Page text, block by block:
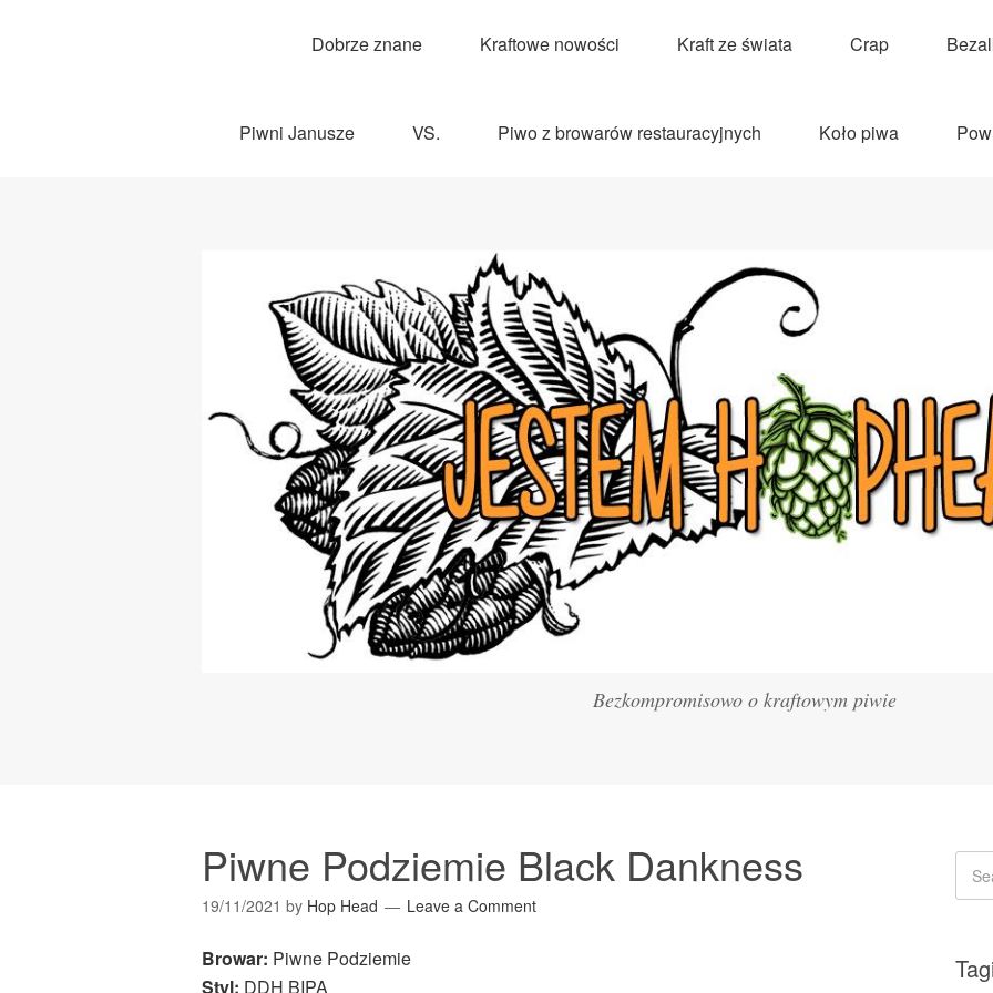
Dobrze znane Kraftowe nowości Kraft ze świata Crap
Piwni Janusze VS. Piwo z browarów restauracyjnych Koło piwa
Bezkompromisowo o kraftowym piwie
Piwne Podziemie Black Dankness
19/11/2021 by Hop Head Leave a Comment
Browar: Piwne Podziemie
Styl: DDH BIPA